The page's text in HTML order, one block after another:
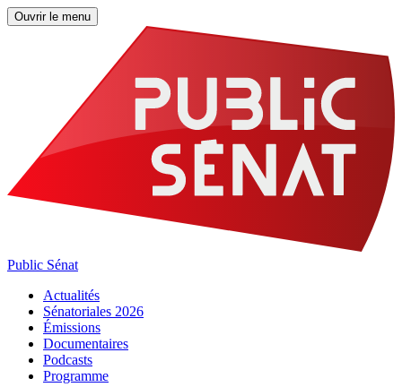
Ouvrir le menu
Public Sénat
Actualités
Sénatoriales 2026
Émissions
Documentaires
Podcasts
Programme